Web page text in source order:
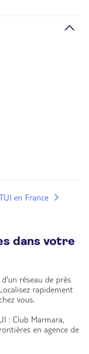
en France
dans votre
réseau de près
rapidement
vous.
: Club Marmara,
en agence de